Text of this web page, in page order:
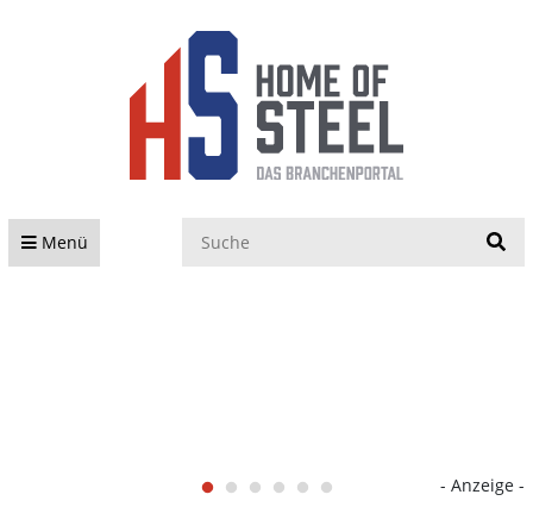
Menü
- Anzeige -